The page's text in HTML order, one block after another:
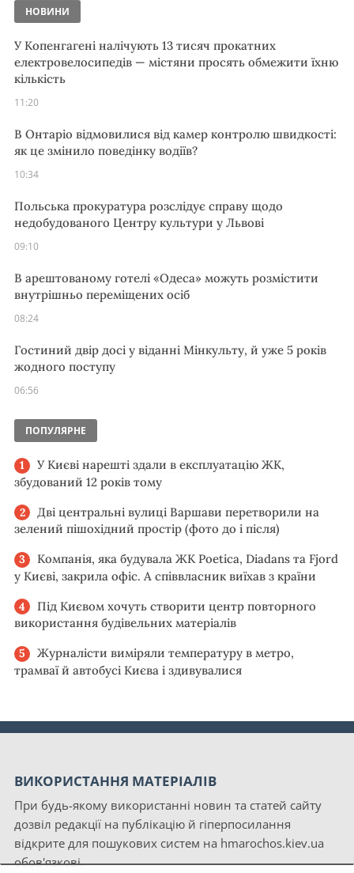
НОВИНИ
У Копенгагені налічують 13 тисяч прокатних
електровелосипедів — містяни просять обмежити їхню
кількість
11:20
В Онтаріо відмовилися від камер контролю швидкості:
як це змінило поведінку водіїв?
10:34
Польська прокуратура розслідує справу щодо
недобудованого Центру культури у Львові
09:10
В арештованому готелі «Одеса» можуть розмістити
внутрішньо переміщених осіб
08:24
Гостиний двір досі у віданні Мінкульту, й уже 5 років
жодного поступу
06:56
ПОПУЛЯРНЕ
У Києві нарешті здали в експлуатацію ЖК,
збудований 12 років тому
Дві центральні вулиці Варшави перетворили на
зелений пішохідний простір (фото до і після)
Компанія, яка будувала ЖК Poetica, Diadans та Fjord
у Києві, закрила офіс. А співвласник виїхав з країни
Під Києвом хочуть створити центр повторного
використання будівельних матеріалів
Журналісти виміряли температуру в метро,
трамваї й автобусі Києва і здивувалися
ВИКОРИСТАННЯ МАТЕРІАЛІВ
При будь-якому використанні новин та статей сайту
дозвіл редакції на публікацію й гіперпосилання
відкрите для пошукових систем на hmarochos.kiev.ua
обов'язкові.